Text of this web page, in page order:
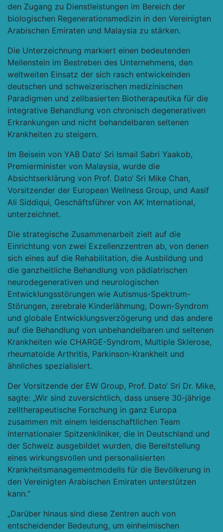
den Zugang zu Dienstleistungen im Bereich der
biologischen Regenerationsmedizin in den Vereinigten
Arabischen Emiraten und Malaysia zu stärken.
Die Unterzeichnung markiert einen bedeutenden
Meilenstein im Bestreben des Unternehmens, den
weltweiten Einsatz der sich rasch entwickelnden
deutschen und schweizerischen medizinischen
Paradigmen und zellbasierten Biotherapeutika für die
integrative Behandlung von chronisch degenerativen
Erkrankungen und nicht behandelbaren seltenen
Krankheiten zu steigern.
Im Beisein von YAB Dato‘ Sri Ismail Sabri Yaakob,
Premierminister von Malaysia, wurde die
Absichtserklärung von Prof. Dato‘ Sri Mike Chan,
Vorsitzender der European Wellness Group, und Aasif
Ali Siddiqui, Geschäftsführer von AK International,
unterzeichnet.
Die strategische Zusammenarbeit zielt auf die
Einrichtung von zwei Exzellenzzentren ab, von denen
sich eines auf die Rehabilitation, die Ausbildung und
die ganzheitliche Behandlung von pädiatrischen
neurodegenerativen und neurologischen
Entwicklungsstörungen wie Autismus-Spektrum-
Störungen, zerebrale Kinderlähmung, Down-Syndrom
und globale Entwicklungsverzögerung und das andere
auf die Behandlung von unbehandelbaren und seltenen
Krankheiten wie CHARGE-Syndrom, Multiple Sklerose,
rheumatoide Arthritis, Parkinson-Krankheit und
ähnliches spezialisiert.
Der Vorsitzende der EW Group, Prof. Dato‘ Sri Dr. Mike,
sagte: „Wir sind zuversichtlich, dass unsere 30-jährige
zelltherapeutische Forschung in ganz Europa
zusammen mit einem leidenschaftlichen Team
internationaler Spitzenkliniker, die in Deutschland und
der Schweiz ausgebildet wurden, die Bereitstellung
eines wirkungsvollen und personalisierten
Krankheitsmanagementmodells für die Bevölkerung in
den Vereinigten Arabischen Emiraten unterstützen
kann.“
„Darüber hinaus sind diese Zentren auch von
entscheidender Bedeutung, um einheimischen